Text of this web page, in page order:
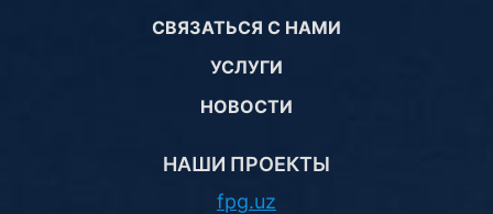
СВЯЗАТЬСЯ С НАМИ
УСЛУГИ
НОВОСТИ
НАШИ ПРОЕКТЫ
fpg.uz